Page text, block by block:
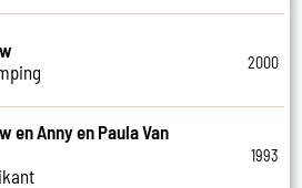
2000
en Anny en Paula Van
1993